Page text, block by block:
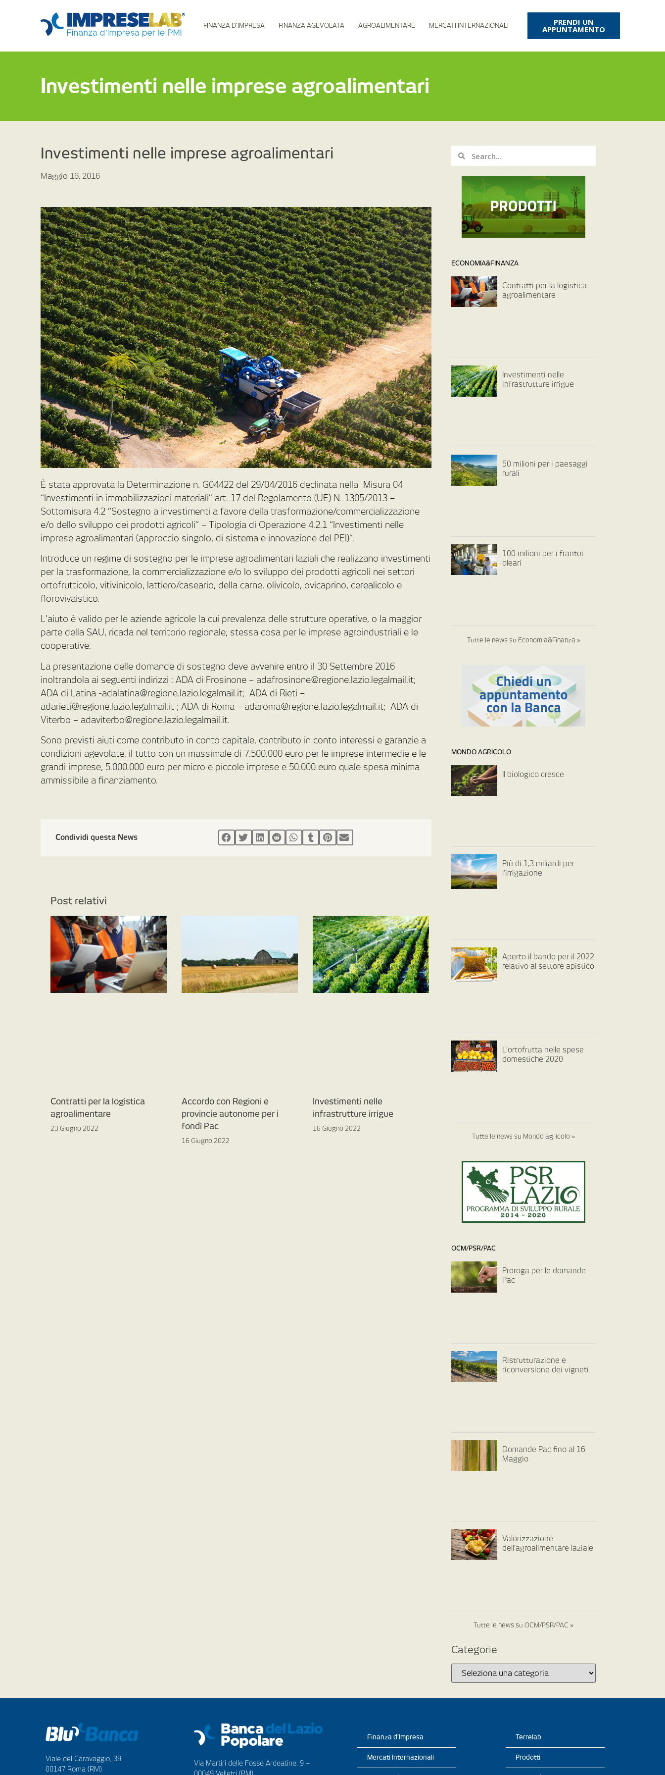
FINANZA D’IMPRESA FINANZA AGEVOLATA AGROALIMENTARE MERCATI INTERNAZIONALI PRENDI UN
APPUNTAMENTO
Investimenti nelle imprese agroalimentari
Investimenti nelle imprese agroalimentari
Maggio 16, 2016
È stata approvata la Determinazione n. G04422 del 29/04/2016 declinata nella Misura 04
“Investimenti in immobilizzazioni materiali” art. 17 del Regolamento (UE) N. 1305/2013 –
Sottomisura 4.2 “Sostegno a investimenti a favore della trasformazione/commercializzazione
e/o dello sviluppo dei prodotti agricoli” – Tipologia di Operazione 4.2.1 “Investimenti nelle
imprese agroalimentari (approccio singolo, di sistema e innovazione del PEI)”.
Introduce un regime di sostegno per le imprese agroalimentari laziali che realizzano investimenti
per la trasformazione, la commercializzazione e/o lo sviluppo dei prodotti agricoli nei settori
ortofrutticolo, vitivinicolo, lattiero/caseario, della carne, olivicolo, ovicaprino, cerealicolo e
florovivaistico.
L’aiuto è valido per le aziende agricole la cui prevalenza delle strutture operative, o la maggior
parte della SAU, ricada nel territorio regionale; stessa cosa per le imprese agroindustriali e le
cooperative.
La presentazione delle domande di sostegno deve avvenire entro il 30 Settembre 2016
inoltrandola ai seguenti indirizzi : ADA di Frosinone – adafrosinone@regione.lazio.legalmail.it;
ADA di Latina -adalatina@regione.lazio.legalmail.it; ADA di Rieti –
adarieti@regione.lazio.legalmail.it ; ADA di Roma – adaroma@regione.lazio.legalmail.it; ADA di
Viterbo – adaviterbo@regione.lazio.legalmail.it.
Sono previsti aiuti come contributo in conto capitale, contributo in conto interessi e garanzie a
condizioni agevolate, il tutto con un massimale di 7.500.000 euro per le imprese intermedie e le
grandi imprese, 5.000.000 euro per micro e piccole imprese e 50.000 euro quale spesa minima
ammissibile a finanziamento.
Condividi questa News
Post relativi
Contratti per la logistica
agroalimentare
23 Giugno 2022
Accordo con Regioni e
provincie autonome per i
fondi Pac
16 Giugno 2022
Investimenti nelle
infrastrutture irrigue
16 Giugno 2022
ECONOMIA&FINANZA
Contratti per la logistica
agroalimentare
Investimenti nelle
infrastrutture irrigue
50 milioni per i paesaggi
rurali
100 milioni per i frantoi
oleari
Tutte le news su Economia&Finanza »
MONDO AGRICOLO
Il biologico cresce
Più di 1,3 miliardi per
l’irrigazione
Aperto il bando per il 2022
relativo al settore apistico
L’ortofrutta nelle spese
domestiche 2020
Tutte le news su Mondo agricolo »
OCM/PSR/PAC
Proroga per le domande
Pac
Ristrutturazione e
riconversione dei vigneti
Domande Pac fino al 16
Maggio
Valorizzazione
dell’agroalimentare laziale
Tutte le news su OCM/PSR/PAC »
Categorie
Viale del Caravaggio, 39
00147 Roma (RM)
Via Martiri delle Fosse Ardeatine, 9 –
Finanza d’Impresa
Mercati Internazionali
Terrelab
Prodotti